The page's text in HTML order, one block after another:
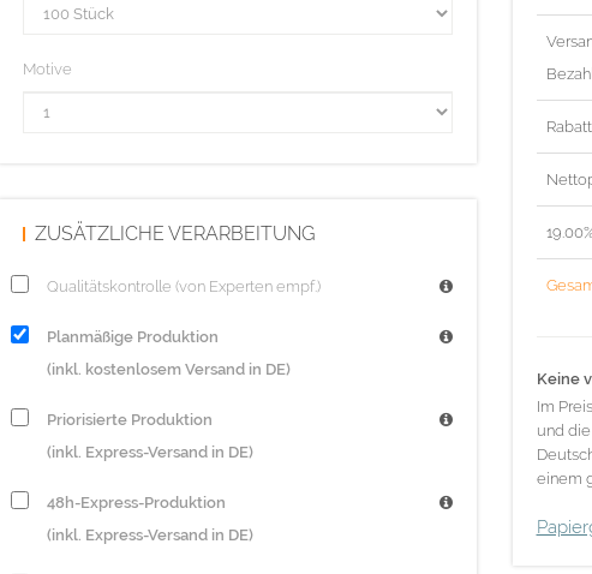
Motive
ZUSÄTZLICHE VERARBEITUNG
Qualitätskontrolle (von Experten empf.)
Planmäßige Produktion
(inkl. kostenlosem Versand in DE)
Priorisierte Produktion
(inkl. Express-Versand in DE)
48h-Express-Produktion
(inkl. Express-Versand in DE)
Keine
Im
und
einem